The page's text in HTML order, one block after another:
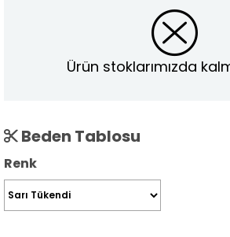
Ürün stoklarımızda
Beden Tablosu
Renk